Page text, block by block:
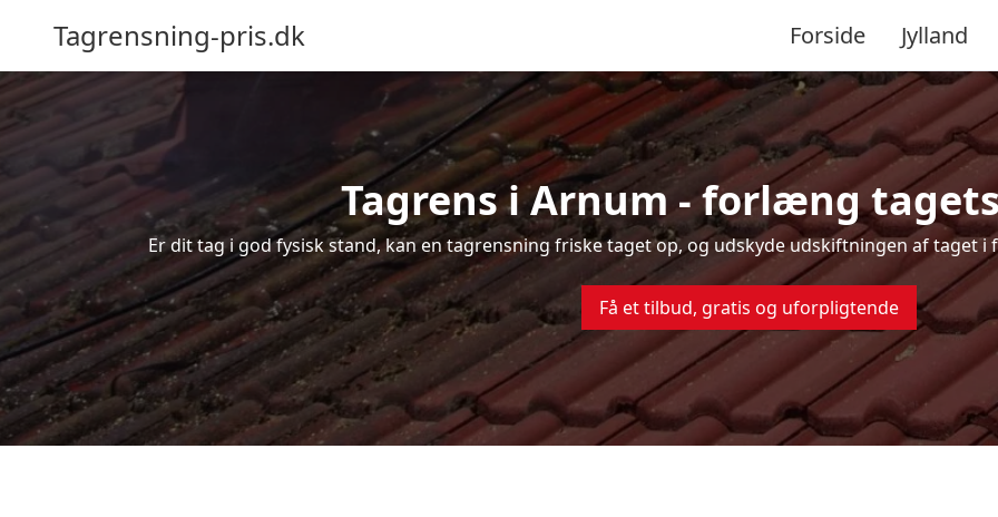
Tagrensning-pris.dk Forside Jylland
Tagrens i Arnum - forlæng
Er dit tag i god fysisk stand, kan en tagrensning friske taget op, og udskyde udskiftningen af taget i
Få et tilbud, gratis og uforpligtende